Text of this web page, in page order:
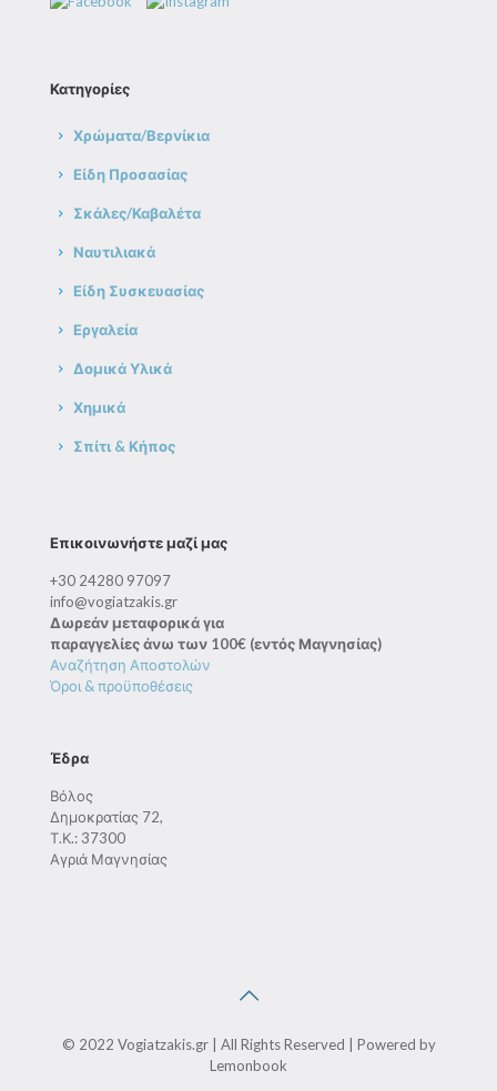
Κατηγορίες
Χρώματα/Βερνίκια
Είδη Προσασίας
Σκάλες/Καβαλέτα
Ναυτιλιακά
Είδη Συσκευασίας
Εργαλεία
Δομικά Υλικά
Χημικά
Σπίτι & Κήπος
Επικοινωνήστε μαζί μας
+30 24280 97097
info@vogiatzakis.gr
Δωρεάν μεταφορικά για
παραγγελίες άνω των 100€ (εντός Μαγνησίας)
Αναζήτηση Αποστολών
Όροι & προϋποθέσεις
Έδρα
Βόλος
Δημοκρατίας 72,
Τ.Κ.: 37300
Αγριά Μαγνησίας
© 2022 Vogiatzakis.gr | All Rights Reserved | Powered by
Lemonbook